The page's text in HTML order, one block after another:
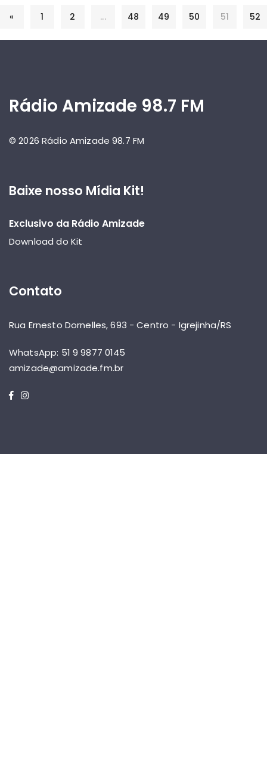
« 1 2 ... 48 49 50 51 52
Rádio Amizade 98.7 FM
© 2026 Rádio Amizade 98.7 FM
Baixe nosso Mídia Kit!
Exclusivo da Rádio Amizade
Download do Kit
Contato
Rua Ernesto Dornelles, 693 - Centro - Igrejinha/RS
WhatsApp: 51 9 9877 0145
amizade@amizade.fm.br